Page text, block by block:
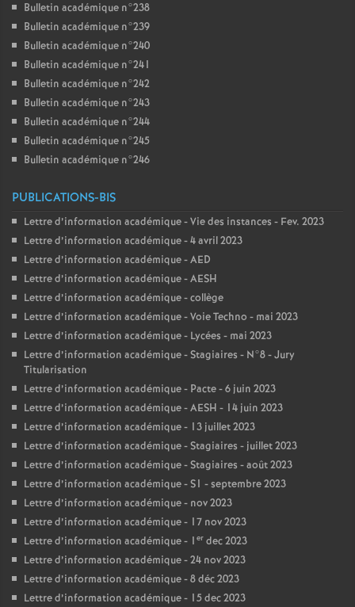
Bulletin académique n°238
Bulletin académique n°239
Bulletin académique n°240
Bulletin académique n°241
Bulletin académique n°242
Bulletin académique n°243
Bulletin académique n°244
Bulletin académique n°245
Bulletin académique n°246
PUBLICATIONS-BIS
Lettre d’information académique - Vie des instances - Fev. 2023
Lettre d’information académique - 4 avril 2023
Lettre d’information académique - AED
Lettre d’information académique - AESH
Lettre d’information académique - collège
Lettre d’information académique - Voie Techno - mai 2023
Lettre d’information académique - Lycées - mai 2023
Lettre d’information académique - Stagiaires - N°8 - Jury
Titularisation
Lettre d’information académique - Pacte - 6 juin 2023
Lettre d’information académique - AESH - 14 juin 2023
Lettre d’information académique - 13 juillet 2023
Lettre d’information académique - Stagiaires - juillet 2023
Lettre d’information académique - Stagiaires - août 2023
Lettre d’information académique - S1 - septembre 2023
Lettre d’information académique - nov 2023
Lettre d’information académique - 17 nov 2023
Lettre d’information académique - 1 er dec 2023
Lettre d’information académique - 24 nov 2023
Lettre d’information académique - 8 déc 2023
Lettre d’information académique - 15 dec 2023